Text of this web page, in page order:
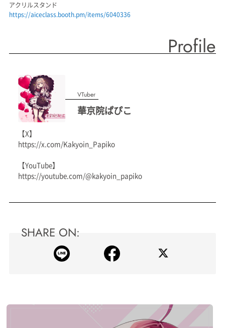
アクリルスタンド
https://aiceclass.booth.pm/items/6040336
Profile
VTuber
華京院ぱぴこ
【X】
https://x.com/Kakyoin_Papiko
【YouTube】
https://youtube.com/@kakyoin_papiko
SHARE ON: